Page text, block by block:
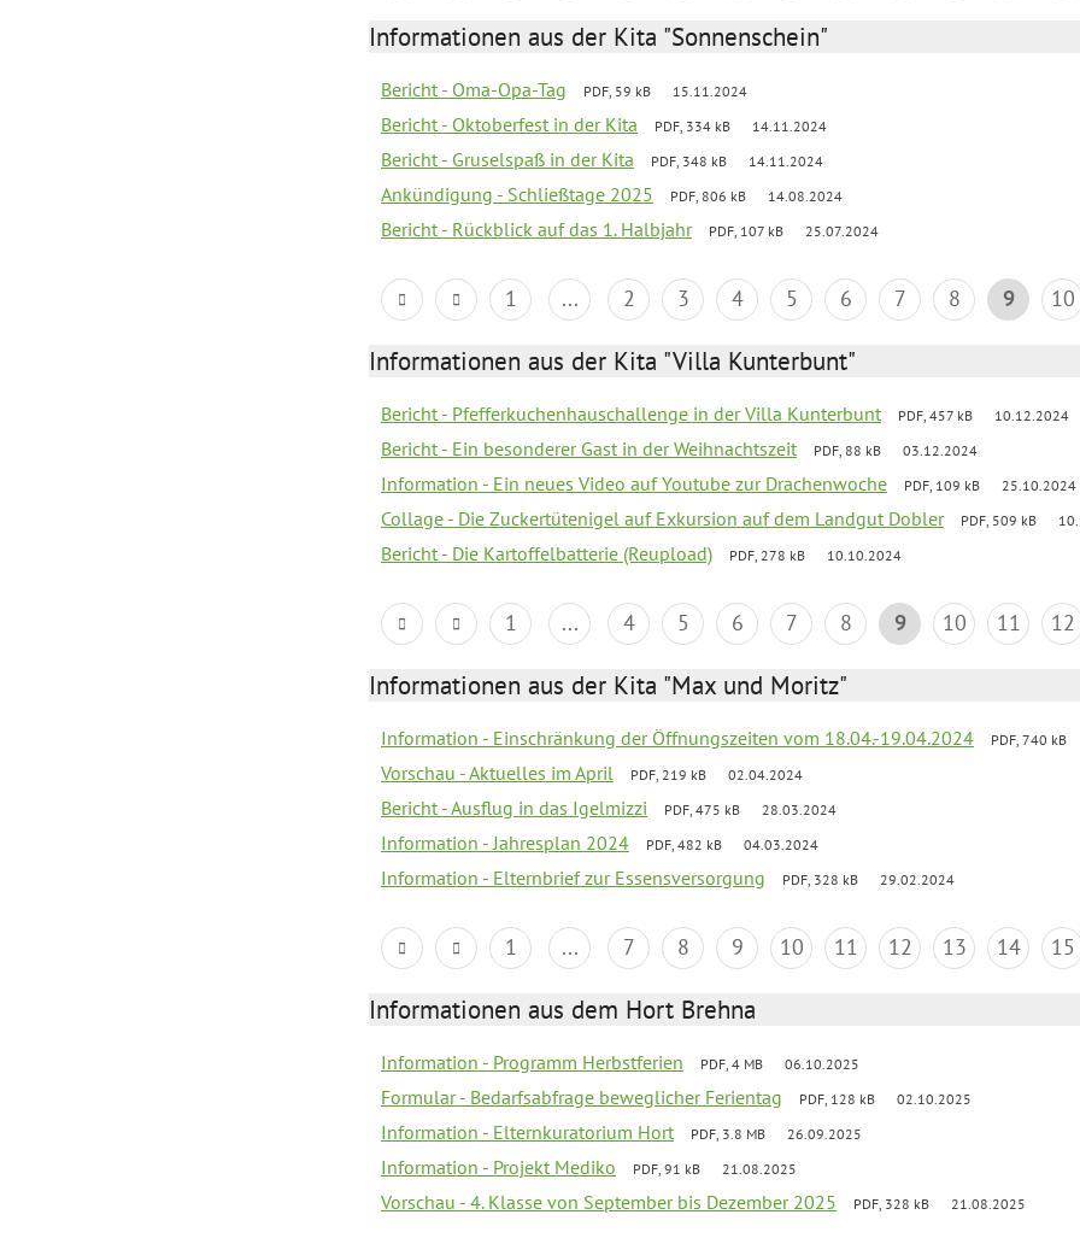
Informationen aus der Kita "Sonnenschein"
Bericht - Oma-Opa-Tag PDF, 59 kB 15.11.2024
Bericht - Oktoberfest in der Kita PDF, 334 kB 14.11.2024
Bericht - Gruselspaß in der Kita PDF, 348 kB 14.11.2024
Ankündigung - Schließtage 2025 PDF, 806 kB 14.08.2024
Bericht - Rückblick auf das 1. Halbjahr PDF, 107 kB 25.07.2024
1 ... 2 3 4 5 6 7 8 9 10
Informationen aus der Kita "Villa Kunterbunt"
Bericht - Pfefferkuchenhauschallenge in der Villa Kunterbunt PDF, 457 kB 10.12.2024
Bericht - Ein besonderer Gast in der Weihnachtszeit PDF, 88 kB 03.12.2024
Information - Ein neues Video auf Youtube zur Drachenwoche PDF, 109 kB 25.10.2024
Collage - Die Zuckertütenigel auf Exkursion auf dem Landgut Dobler PDF, 509 kB
Bericht - Die Kartoffelbatterie (Reupload) PDF, 278 kB 10.10.2024
1 ... 4 5 6 7 8 9 10 11 12
Informationen aus der Kita "Max und Moritz"
Information - Einschränkung der Öffnungszeiten vom 18.04.-19.04.2024 PDF, 740 kB
Vorschau - Aktuelles im April PDF, 219 kB 02.04.2024
Bericht - Ausflug in das Igelmizzi PDF, 475 kB 28.03.2024
Information - Jahresplan 2024 PDF, 482 kB 04.03.2024
Information - Elternbrief zur Essensversorgung PDF, 328 kB 29.02.2024
1 ... 7 8 9 10 11 12 13 14 15
Informationen aus dem Hort Brehna
Information - Programm Herbstferien PDF, 4 MB 06.10.2025
Formular - Bedarfsabfrage beweglicher Ferientag PDF, 128 kB 02.10.2025
Information - Elternkuratorium Hort PDF, 3.8 MB 26.09.2025
Information - Projekt Mediko PDF, 91 kB 21.08.2025
Vorschau - 4. Klasse von September bis Dezember 2025 PDF, 328 kB 21.08.2025